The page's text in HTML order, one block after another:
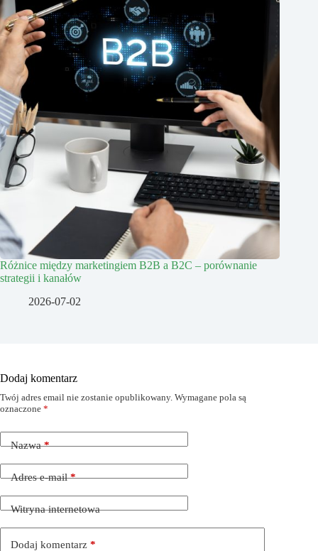
Różnice między marketingiem B2B a B2C – porównanie
strategii i kanałów
2026-07-02
Dodaj komentarz
Twój adres email nie zostanie opublikowany. Wymagane pola są
oznaczone *
Nazwa*
Adres e-mail*
Witryna internetowa
Dodaj komentarz *